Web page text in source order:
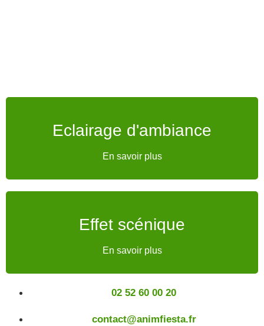
Eclairage d'ambiance
En savoir plus
Eclairage d'ambiance
Effet scénique
En savoir plus
Effet scénique
02 52 60 00 20
contact@animfiesta.fr